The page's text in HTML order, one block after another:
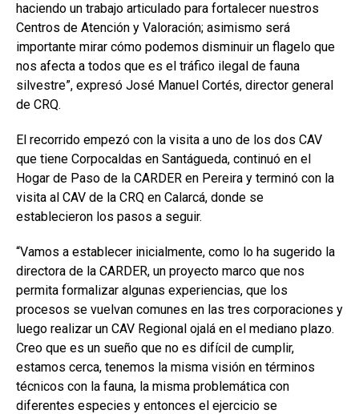
haciendo un trabajo articulado para fortalecer nuestros
Centros de Atención y Valoración; asimismo será
importante mirar cómo podemos disminuir un flagelo que
nos afecta a todos que es el tráfico ilegal de fauna
silvestre”, expresó José Manuel Cortés, director general
de CRQ.
El recorrido empezó con la visita a uno de los dos CAV
que tiene Corpocaldas en Santágueda, continuó en el
Hogar de Paso de la CARDER en Pereira y terminó con la
visita al CAV de la CRQ en Calarcá, donde se
establecieron los pasos a seguir.
“Vamos a establecer inicialmente, como lo ha sugerido la
directora de la CARDER, un proyecto marco que nos
permita formalizar algunas experiencias, que los
procesos se vuelvan comunes en las tres corporaciones y
luego realizar un CAV Regional ojalá en el mediano plazo.
Creo que es un sueño que no es difícil de cumplir,
estamos cerca, tenemos la misma visión en términos
técnicos con la fauna, la misma problemática con
diferentes especies y entonces el ejercicio se